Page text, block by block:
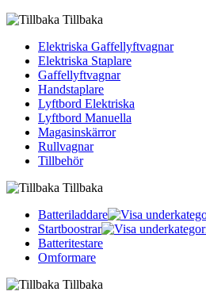
Tillbaka
Elektriska Gaffellyftvagnar
Elektriska Staplare
Gaffellyftvagnar
Handstaplare
Lyftbord Elektriska
Lyftbord Manuella
Magasinskärror
Rullvagnar
Tillbehör
Tillbaka
Batteriladdare
Startboostrar
Batteritestare
Omformare
Tillbaka